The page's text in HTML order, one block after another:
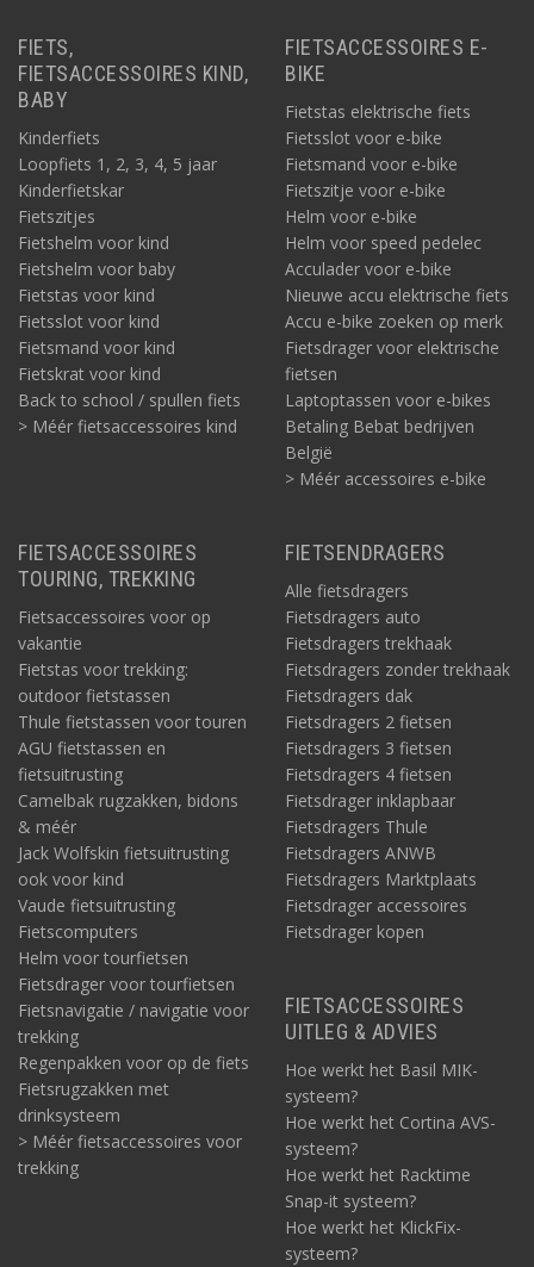
FIETS,
FIETSACCESSOIRES KIND,
BABY
Kinderfiets
Loopfiets 1, 2, 3, 4, 5 jaar
Kinderfietskar
Fietszitjes
Fietshelm voor kind
Fietshelm voor baby
Fietstas voor kind
Fietsslot voor kind
Fietsmand voor kind
Fietskrat voor kind
Back to school / spullen fiets
> Méér fietsaccessoires kind
FIETSACCESSOIRES E-
BIKE
Fietstas elektrische fiets
Fietsslot voor e-bike
Fietsmand voor e-bike
Fietszitje voor e-bike
Helm voor e-bike
Helm voor speed pedelec
Acculader voor e-bike
Nieuwe accu elektrische fiets
Accu e-bike zoeken op merk
Fietsdrager voor elektrische
fietsen
Laptoptassen voor e-bikes
Betaling Bebat bedrijven
België
> Méér accessoires e-bike
FIETSACCESSOIRES
TOURING, TREKKING
Fietsaccessoires voor op
vakantie
Fietstas voor trekking:
outdoor fietstassen
Thule fietstassen voor touren
AGU fietstassen en
fietsuitrusting
Camelbak rugzakken, bidons
& méér
Jack Wolfskin fietsuitrusting
ook voor kind
Vaude fietsuitrusting
Fietscomputers
Helm voor tourfietsen
Fietsdrager voor tourfietsen
Fietsnavigatie / navigatie voor
trekking
Regenpakken voor op de fiets
Fietsrugzakken met
drinksysteem
> Méér fietsaccessoires voor
trekking
FIETSENDRAGERS
Alle fietsdragers
Fietsdragers auto
Fietsdragers trekhaak
Fietsdragers zonder trekhaak
Fietsdragers dak
Fietsdragers 2 fietsen
Fietsdragers 3 fietsen
Fietsdragers 4 fietsen
Fietsdrager inklapbaar
Fietsdragers Thule
Fietsdragers ANWB
Fietsdragers Marktplaats
Fietsdrager accessoires
Fietsdrager kopen
FIETSACCESSOIRES
UITLEG & ADVIES
Hoe werkt het Basil MIK-
systeem?
Hoe werkt het Cortina AVS-
systeem?
Hoe werkt het Racktime
Snap-it systeem?
Hoe werkt het KlickFix-
systeem?